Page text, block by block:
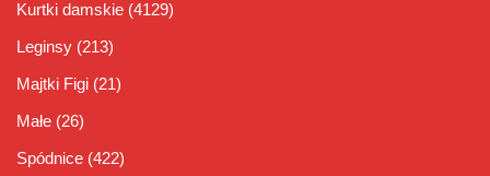
Kurtki damskie (4129)
Leginsy (213)
Majtki Figi (21)
Małe (26)
Spódnice (422)